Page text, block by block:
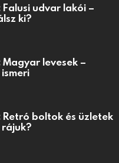
udvar lakói –
ki?
levesek –
boltok és üzletek
rájuk?